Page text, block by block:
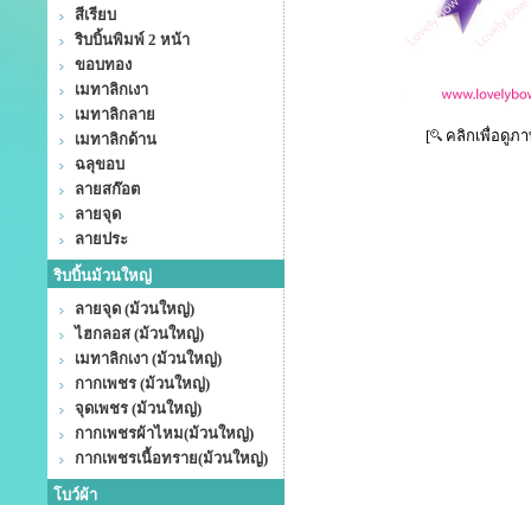
สีเรียบ
ริบบิ้นพิมพ์ 2 หน้า
ขอบทอง
เมทาลิกเงา
เมทาลิกลาย
เมทาลิกด้าน
ฉลุขอบ
ลายสก๊อต
ลายจุด
ลายประ
ริบบิ้นม้วนใหญ่
ลายจุด (ม้วนใหญ่)
ไฮกลอส (ม้วนใหญ่)
เมทาลิกเงา (ม้วนใหญ่)
กากเพชร (ม้วนใหญ่)
จุดเพชร (ม้วนใหญ่)
กากเพชรผ้าไหม(ม้วนใหญ่)
กากเพชรเนื้อทราย(ม้วนใหญ่)
โบว์ผ้า
[ คลิกเพื่อดูภ